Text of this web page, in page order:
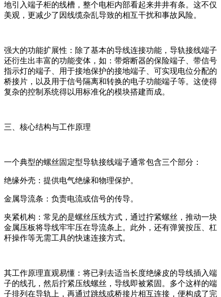
地引入端子柜的线槽，整个电柜内部看起来井井有条。这不仅
美观，更减少了因线缆杂乱导致的相互干扰和事故风险。
强大的功能扩展性：除了基本的导线连接功能，导轨接线端子
还衍生出丰富的功能变体，如：带熔断器的保险端子、带信号
指示灯的端子、用于接地保护的接地端子、可实现电位分配的
桥接片，以及用于信号隔离和转换的电子功能端子等。这使得
复杂的控制系统得以用标准化的模块搭建而成。
三、核心结构与工作原理
一个典型的螺丝固定型导轨接线端子通常包含三个部分：
绝缘外壳：提供电气绝缘和物理保护。
金属导流条：负责电流或信号的传导。
夹紧机构：常见的是螺丝压线方式，通过拧紧螺丝，推动一块
金属压板将导线牢牢压在导流条上。此外，还有弹簧按压、杠
杆操作等无需工具的快速连接方式。
其工作原理直观易懂：将已剥去适当长度绝缘皮的导线插入端
子的线孔，然后拧紧压线螺丝，导线即被紧固。多个这样的端
子排列在导轨上，再通过跳线或桥接片相互连接，便构成了完